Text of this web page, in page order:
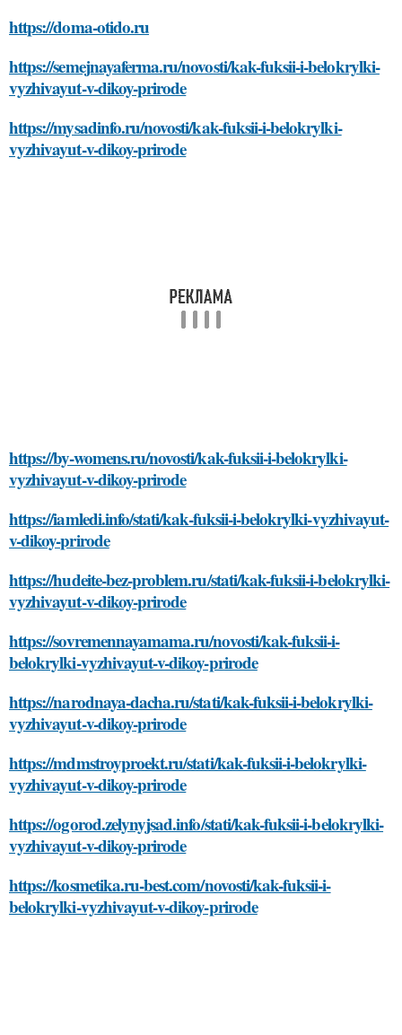
https://doma-otido.ru
https://semejnayaferma.ru/novosti/kak-fuksii-i-belokrylki-
vyzhivayut-v-dikoy-prirode
https://mysadinfo.ru/novosti/kak-fuksii-i-belokrylki-
vyzhivayut-v-dikoy-prirode
https://by-womens.ru/novosti/kak-fuksii-i-belokrylki-
vyzhivayut-v-dikoy-prirode
https://iamledi.info/stati/kak-fuksii-i-belokrylki-vyzhivayut-
v-dikoy-prirode
https://hudeite-bez-problem.ru/stati/kak-fuksii-i-belokrylki-
vyzhivayut-v-dikoy-prirode
https://sovremennayamama.ru/novosti/kak-fuksii-i-
belokrylki-vyzhivayut-v-dikoy-prirode
https://narodnaya-dacha.ru/stati/kak-fuksii-i-belokrylki-
vyzhivayut-v-dikoy-prirode
https://mdmstroyproekt.ru/stati/kak-fuksii-i-belokrylki-
vyzhivayut-v-dikoy-prirode
https://ogorod.zelynyjsad.info/stati/kak-fuksii-i-belokrylki-
vyzhivayut-v-dikoy-prirode
https://kosmetika.ru-best.com/novosti/kak-fuksii-i-
belokrylki-vyzhivayut-v-dikoy-prirode